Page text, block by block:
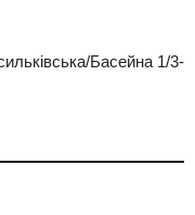
Басейна 1/3-